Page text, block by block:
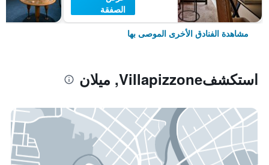
الصفقة
مشاهدة الفنادق الأخرى الموصى بها
استكشفVillapizzone, ميلان